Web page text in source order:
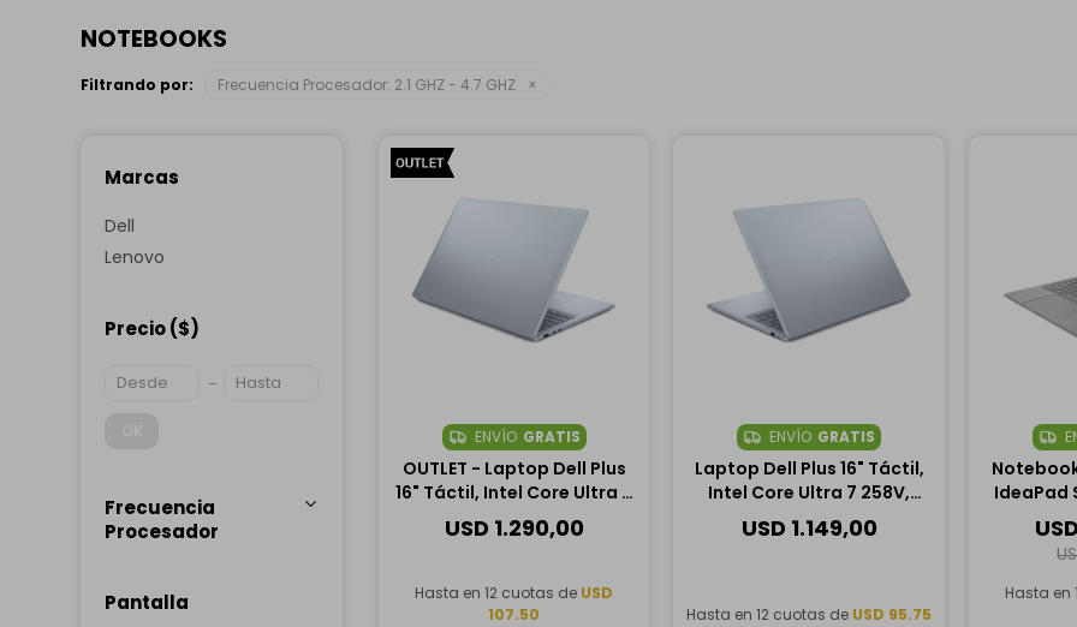
NOTEBOOKS
Filtrando por: Frecuencia Procesador: 2.1 GHZ - 4.7 GHZ
ENVÍO GRATIS
OUTLET - Laptop Dell Plus
16" Táctil, Intel Core Ultra 7
258V, 32GB RAM, 1TB SSD
USD 1.290,00
Hasta en 12 cuotas de USD
107.50
ENVÍO GRATIS
Laptop Dell Plus 16" Táctil,
Intel Core Ultra 7 258V,
32GB RAM, 1TB SSD
USD 1.149,00
Hasta en 12 cuotas de USD 95.75
IdeaPad
OLED
7 258V,
Hasta en
Marcas
Dell
Lenovo
Precio($)
Frecuencia
Procesador
Pantalla